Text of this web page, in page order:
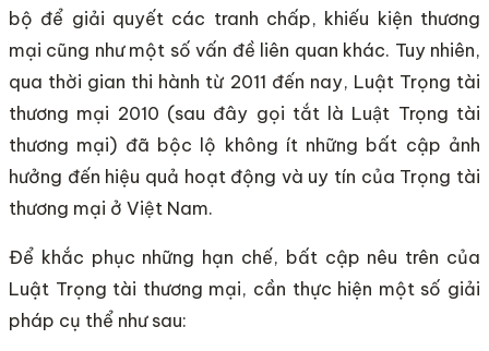
bộ để giải quyết các tranh chấp, khiếu kiện thương
mại cũng như một số vấn đề liên quan khác. Tuy nhiên,
qua thời gian thi hành từ 2011 đến nay, Luật Trọng tài
thương mại 2010 (sau đây gọi tắt là Luật Trọng tài
thương mại) đã bộc lộ không ít những bất cập ảnh
hưởng đến hiệu quả hoạt động và uy tín của Trọng tài
thương mại ở Việt Nam.
Để khắc phục những hạn chế, bất cập nêu trên của
Luật Trọng tài thương mại, cần thực hiện một số giải
pháp cụ thể như sau: